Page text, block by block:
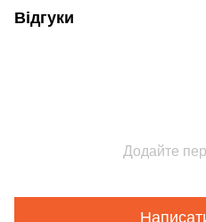
Відгуки
Додайте